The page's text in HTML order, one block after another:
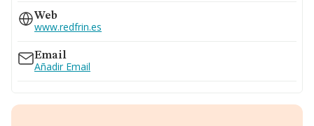
915437207
607...
Ver teléfono 607...
615...
Ver teléfono 615...
Web
www.redfrin.es
Email
Añadir Email